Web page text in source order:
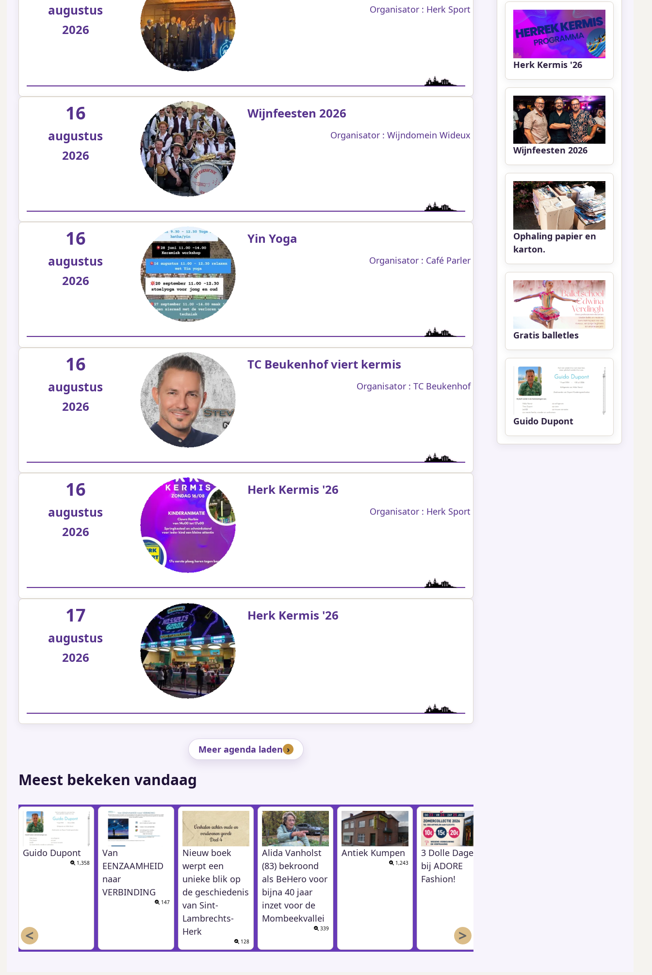
augustus
2026
Organisator : Herk Sport
16
augustus
2026
Wijnfeesten 2026
Organisator : Wijndomein Wideux
16
augustus
2026
Yin Yoga
Organisator : Café Parler
16
augustus
2026
TC Beukenhof viert kermis
Organisator : TC Beukenhof
16
augustus
2026
Herk Kermis '26
Organisator : Herk Sport
17
augustus
2026
Herk Kermis '26
Meer agenda laden
Meest bekeken vandaag
Guido Dupont
1,358
Van
EENZAAMHEID
naar
VERBINDING
147
Nieuw boek
werpt een
unieke blik op
de geschiedenis
van Sint-
Lambrechts-
Herk
128
Alida Vanholst
(83) bekroond
als BeHero voor
bijna 40 jaar
inzet voor de
Mombeekvallei
339
Antiek Kumpen
1,243
3 Dolle Dagen
bij ADORE
Fashion!
< >
Herk Kermis '26
Wijnfeesten 2026
Ophaling papier en
karton.
Gratis balletles
Guido Dupont